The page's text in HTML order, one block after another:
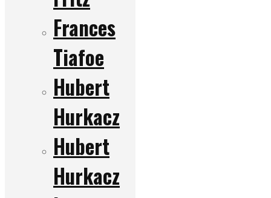
Frances
Tiafoe
Hubert
Hurkacz
Hubert
Hurkacz